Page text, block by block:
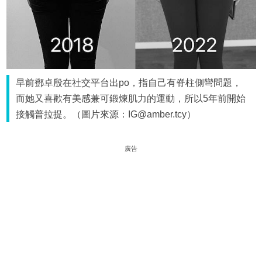
早前鄧卓殷在社交平台出po，指自己有脊柱側彎問題，
而她又喜歡有美感兼可鍛煉肌力的運動，所以5年前開始
接觸普拉提。（圖片來源：IG@amber.tcy）
廣告